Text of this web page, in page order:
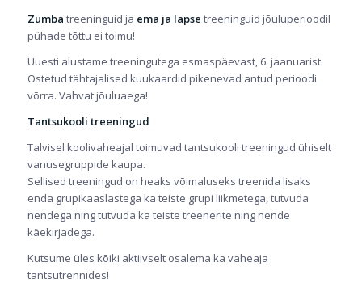
Zumba treeninguid ja ema ja lapse treeninguid jõuluperioodil
pühade tõttu ei toimu!
Uuesti alustame treeningutega esmaspäevast, 6. jaanuarist.
Ostetud tähtajalised kuukaardid pikenevad antud perioodi
võrra. Vahvat jõuluaega!
Tantsukooli treeningud
Talvisel koolivaheajal toimuvad tantsukooli treeningud ühiselt
vanusegruppide kaupa.
Sellised treeningud on heaks võimaluseks treenida lisaks
enda grupikaaslastega ka teiste grupi liikmetega, tutvuda
nendega ning tutvuda ka teiste treenerite ning nende
käekirjadega.
Kutsume üles kõiki aktiivselt osalema ka vaheaja
tantsutrennides!